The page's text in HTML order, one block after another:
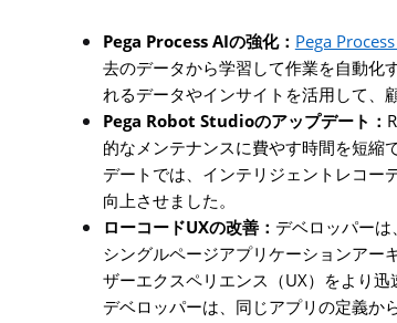
Pega Process AIの強化： Pega
去のデータから学習して作業を自動化
れるデータやインサイトを活用して、
Pega Robot Studioのアップデート：
的なメンテナンスに費やす時間を短縮
デートでは、インテリジェントレコー
向上させました。
ローコードUXの改善： デベロッパー
シングルページアプリケーションアー
ザーエクスペリエンス（UX）をより迅
デベロッパーは、同じアプリの定義か